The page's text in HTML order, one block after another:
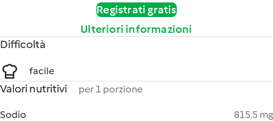
Registrati gratis
Ulteriori informazioni
Difficoltà
facile
Valori nutritivi per 1 porzione
Sodio
815.5 mg